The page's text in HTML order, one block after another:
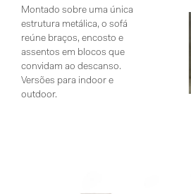
Montado sobre uma única
estrutura metálica, o sofá
reúne braços, encosto e
assentos em blocos que
convidam ao descanso.
Versões para indoor e
outdoor.